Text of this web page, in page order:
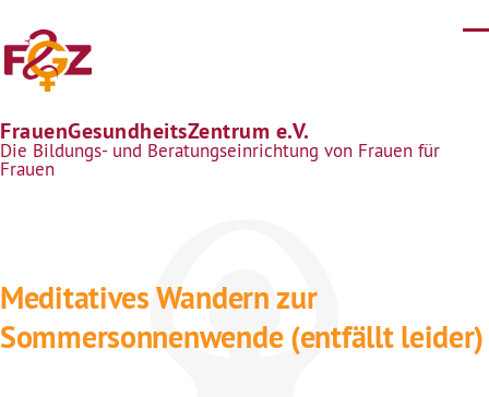
FrauenGesundheitsZentrum e.V.
Die Bildungs- und Beratungseinrichtung von Frauen für
Frauen
Meditatives Wandern zur
Sommersonnenwende (entfällt leider)